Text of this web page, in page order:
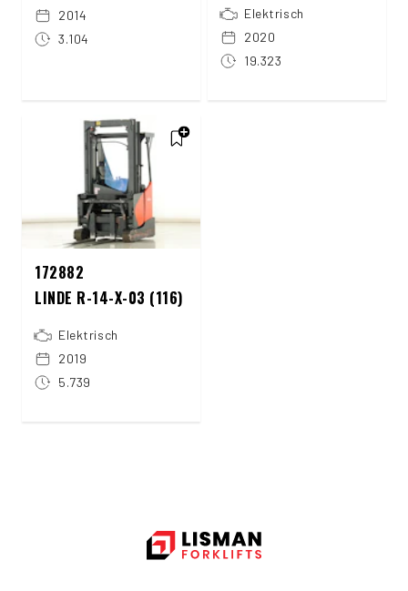
2014
3.104
Elektrisch
2020
19.323
172882
LINDE R-14-X-03 (116)
Elektrisch
2019
5.739